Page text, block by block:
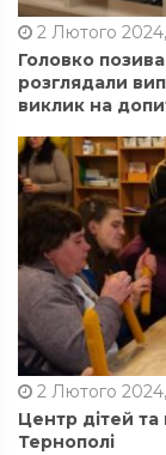
2 Лютого
Головко
розглядали
виклик на
2 Лютого 2024,
Центр дітей та
Тернополі